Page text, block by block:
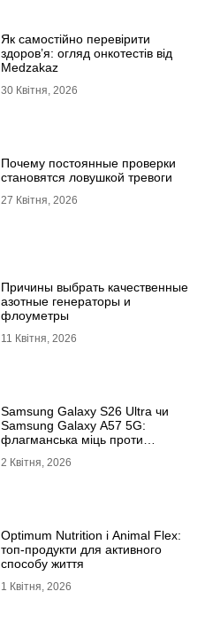
Як самостійно перевірити
здоров’я: огляд онкотестів від
Medzakaz
30 Квітня, 2026
Почему постоянные проверки
становятся ловушкой тревоги
27 Квітня, 2026
Причины выбрать качественные
азотные генераторы и
флоуметры
11 Квітня, 2026
Samsung Galaxy S26 Ultra чи
Samsung Galaxy A57 5G:
флагманська міць проти
2 Квітня, 2026
Optimum Nutrition і Animal Flex:
топ-продукти для активного
способу життя
1 Квітня, 2026